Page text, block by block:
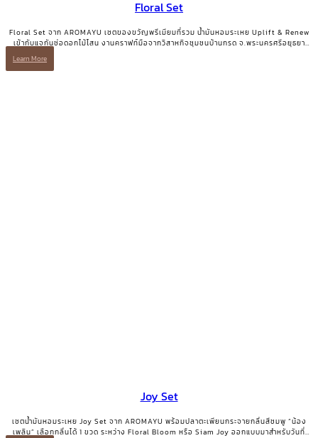
Floral Set
Floral Set จาก AROMAYU เซตของขวัญพรีเมียมที่รวม น้ำมันหอมระเหย Uplift & Renew
เข้ากับแจกันช่อดอกไม้โสน งานคราฟท์มือจากวิสาหกิจชุมชนบ้านกรด จ.พระนครศรีอยุธยา
Learn More
Joy Set
เซตน้ำมันหอมระเหย Joy Set จาก AROMAYU พร้อมปลาตะเพียนกระจายกลิ่นสีชมพู “น้อง
เพลิน” เลือกกลิ่นได้ 1 ขวด ระหว่าง Floral Bloom หรือ Siam Joy ออกแบบมาสำหรับวันที่